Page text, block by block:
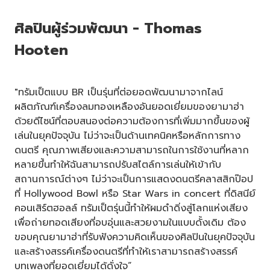
ศิลปินผู้ร่วมพัฒนา - Thomas
Hooten
"ทรัมเป็ตแบบ BR เป็นรุ่นที่ต่อยอดพัฒนามาจากไลน์
ผลิตภัณฑ์เครื่องลมทองเหลืองอันยอดเยี่ยมของยามาฮ่า
ด้วยดีไซน์ที่ตอบสนองต่อความต้องการที่เพิ่มมากขึ้นของผู้
เล่นในยุคปัจจุบัน ไม่ว่าจะเป็นด้านเทคนิคหรือหลักการทาง
ดนตรี คุณภาพเสียงและความสามารถในการใช้งานที่หลาก
หลายขึ้นทำให้ฉันสามารถปรับสไตล์การเล่นให้เข้ากับ
สถานการณ์ต่างๆ ไม่ว่าจะเป็นการแสดงดนตรีคลาสสิกป๊อป
ที่ Hollywood Bowl หรือ Star Wars in concert ที่ดิสนีย์
คอนเสิร์ตฮอลล์ ทรัมเป็ตรุ่นนี้ทำให้ผมดำดิ่งสู่โลกแห่งเสียง
เพื่อถ่ายทอดเสียงที่อบอุ่นและสวยงามในแบบดั้งเดิม ต้อง
ขอบคุณยามาฮ่าที่รับฟังความคิดเห็นของศิลปินในยุคปัจจุบัน
และสร้างสรรค์เครื่องดนตรีที่ทำให้เราสามารถสร้างสรรค์
บทเพลงที่ยอดเยี่ยมได้ดั่งใจ”